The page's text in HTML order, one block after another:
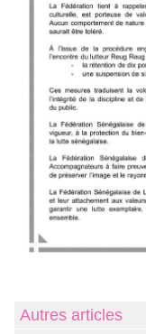
Autres articles